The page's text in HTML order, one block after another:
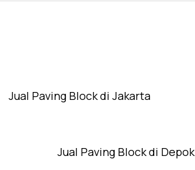
Jual Paving Block di Jakarta
Jual Paving Block di Depok